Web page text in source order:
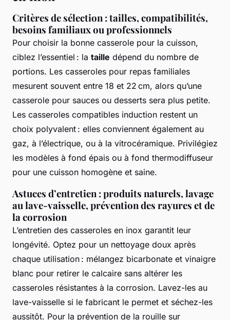
Critères de sélection : tailles, compatibilités,
besoins familiaux ou professionnels
Pour choisir la bonne casserole pour la cuisson,
ciblez l’essentiel : la taille dépend du nombre de
portions. Les casseroles pour repas familiales
mesurent souvent entre 18 et 22 cm, alors qu’une
casserole pour sauces ou desserts sera plus petite.
Les casseroles compatibles induction restent un
choix polyvalent : elles conviennent également au
gaz, à l’électrique, ou à la vitrocéramique. Privilégiez
les modèles à fond épais ou à fond thermodiffuseur
pour une cuisson homogène et saine.
Astuces d’entretien : produits naturels, lavage
au lave-vaisselle, prévention des rayures et de
la corrosion
L’entretien des casseroles en inox garantit leur
longévité. Optez pour un nettoyage doux après
chaque utilisation : mélangez bicarbonate et vinaigre
blanc pour retirer le calcaire sans altérer les
casseroles résistantes à la corrosion. Lavez-les au
lave-vaisselle si le fabricant le permet et séchez-les
aussitôt. Pour la prévention de la rouille sur